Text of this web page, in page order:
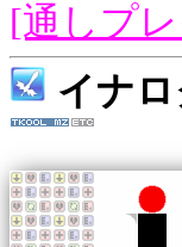
[通しプ
イナロ